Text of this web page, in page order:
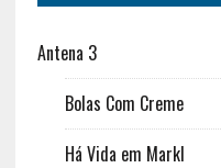
Antena 3
Bolas Com Creme
Há Vida em Markl